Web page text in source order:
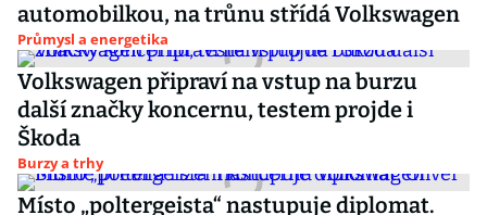
automobilkou, na trůnu střídá Volkswagen
Průmysl a energetika
Volkswagen připraví na vstup na burzu
další značky koncernu, testem projde i
Škoda
Burzy a trhy
Místo „poltergeista“ nastupuje diplomat.